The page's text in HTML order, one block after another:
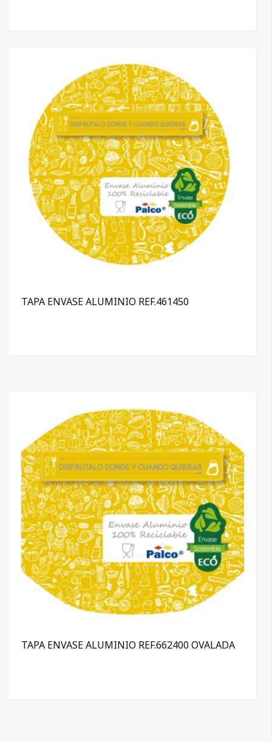
TAPA ENVASE ALUMINIO REF.461450
TAPA ENVASE ALUMINIO REF.662400 OVALADA